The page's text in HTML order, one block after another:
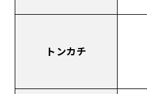
トンカチ